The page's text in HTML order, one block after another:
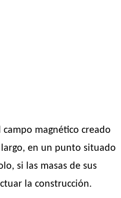
magnético creado
en un punto situado
si las masas de sus
la construcción.